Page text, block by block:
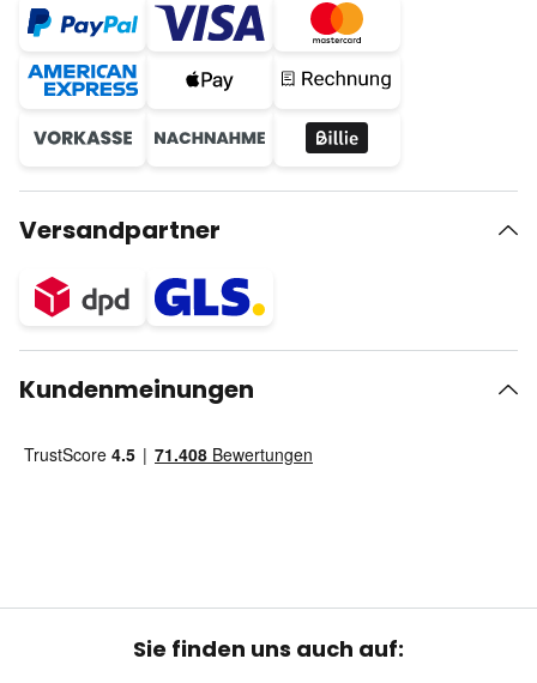
Versandpartner
Kundenmeinungen
Sie finden uns auch auf: